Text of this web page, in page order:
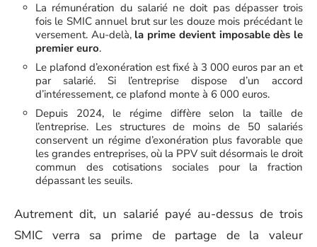
La rémunération du salarié ne doit pas dépasser trois
fois le SMIC annuel brut sur les douze mois précédant le
versement. Au-delà, la prime devient imposable dès le
premier euro.
Le plafond d’exonération est fixé à 3 000 euros par an et
par salarié. Si l’entreprise dispose d’un accord
d’intéressement, ce plafond monte à 6 000 euros.
Depuis 2024, le régime diffère selon la taille de
l’entreprise. Les structures de moins de 50 salariés
conservent un régime d’exonération plus favorable que
les grandes entreprises, où la PPV suit désormais le droit
commun des cotisations sociales pour la fraction
dépassant les seuils.
Autrement dit, un salarié payé au-dessus de trois
SMIC verra sa prime de partage de la valeur